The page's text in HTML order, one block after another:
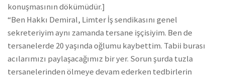
konuşmasının dökümüdür.]
“Ben Hakkı Demiral, Limter İş sendikasını genel
sekreteriyim aynı zamanda tersane işçisiyim. Ben de
tersanelerde 20 yaşında oğlumu kaybettim. Tabii burası
acılarımızı paylaşacağımız bir yer. Sorun şurda tuzla
tersanelerinden ölmeye devam ederken tedbirlerin